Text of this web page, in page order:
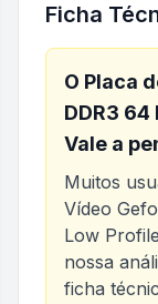
Ficha
O Placa
DDR3 64
Vale a
Muitos
Vídeo
Low
nossa
ficha